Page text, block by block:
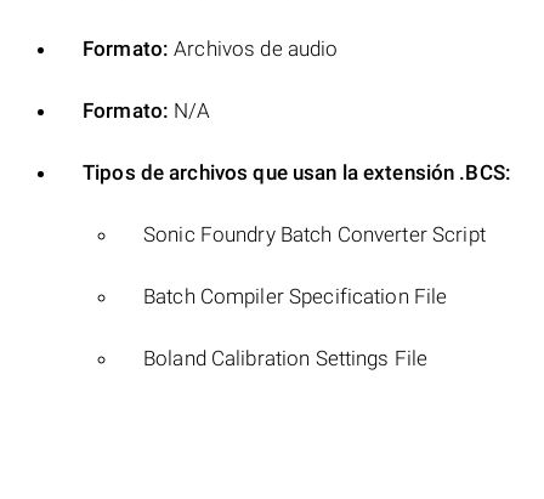
Formato: Archivos de audio
Formato: N/A
Tipos de archivos que usan la extensión .BCS:
Sonic Foundry Batch Converter Script
Batch Compiler Specification File
Boland Calibration Settings File